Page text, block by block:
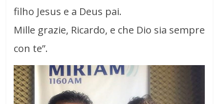
filho Jesus e a Deus pai.
Mille grazie, Ricardo, e che Dio sia sempre
con te”.